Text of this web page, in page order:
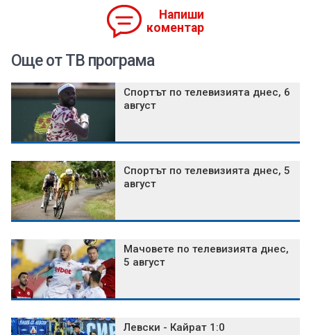
Напиши
коментар
Още от ТВ програма
Спортът по телевизията днес, 6
август
Спортът по телевизията днес, 5
август
Мачовете по телевизията днес,
5 август
Левски - Кайрат 1:0